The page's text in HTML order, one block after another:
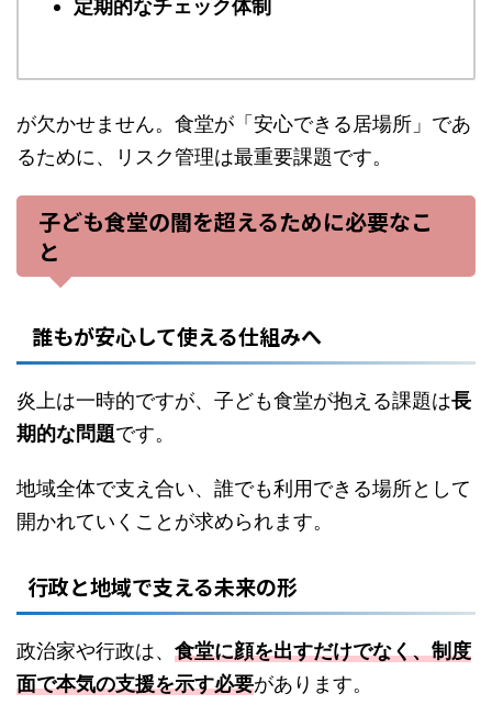
定期的なチェック体制
が欠かせません。食堂が「安心できる居場所」であ
るために、リスク管理は最重要課題です。
子ども食堂の闇を超えるために必要なこ
と
誰もが安心して使える仕組みへ
炎上は一時的ですが、子ども食堂が抱える課題は長
期的な問題です。
地域全体で支え合い、誰でも利用できる場所として
開かれていくことが求められます。
行政と地域で支える未来の形
政治家や行政は、 食堂に顔を出すだけでなく、制度
面で本気の支援を示す必要があります。